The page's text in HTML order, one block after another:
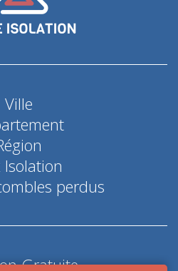
Ville
Isolation
perdus
Gratuite